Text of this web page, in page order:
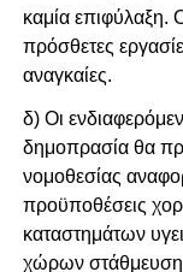
καμία επιφύλαξη.
πρόσθετες
αναγκαίες.
δ) Οι
δημοπρασία θα
νομοθεσίας
προϋποθέσεις
καταστημάτων
χώρων